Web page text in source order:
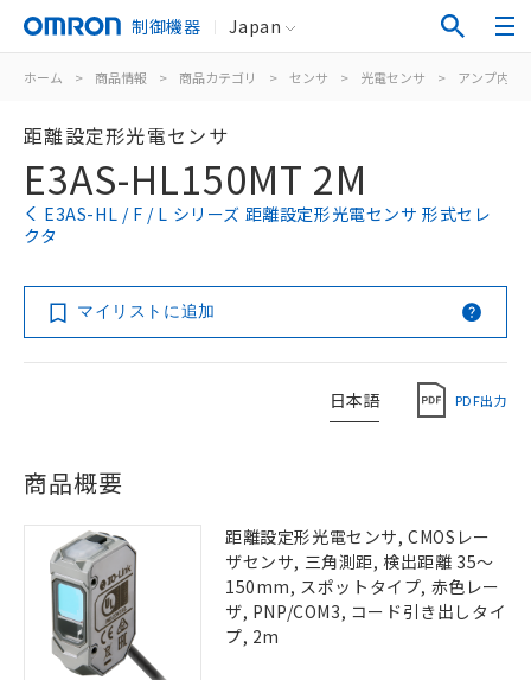
制御機器 Japan
ホーム > 商品情報 > 商品カテゴリ > センサ > 光電センサ > アンプ内蔵
距離設定形光電センサ
E3AS-HL150MT 2M
E3AS-HL / F / L シリーズ 距離設定形光電センサ 形式セレ
クタ
マイリストに追加
日本語 PDF出力
商品概要
距離設定形光電センサ, CMOSレー
ザセンサ, 三角測距, 検出距離 35～
150mm, スポットタイプ, 赤色レー
ザ, PNP/COM3, コード引き出しタイ
プ, 2m